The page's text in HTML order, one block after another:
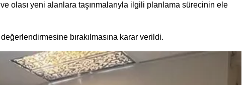
ve olası yeni alanlara taşınmalarıyla ilgili planlama sürecinin ele
değerlendirmesine bırakılmasına karar verildi.